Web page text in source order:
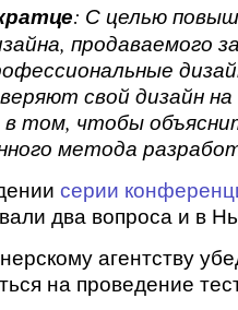
: С целью
продаваемого
свой дизайн
том, чтобы
метода
серии
два вопроса и в
агентству
на проведение